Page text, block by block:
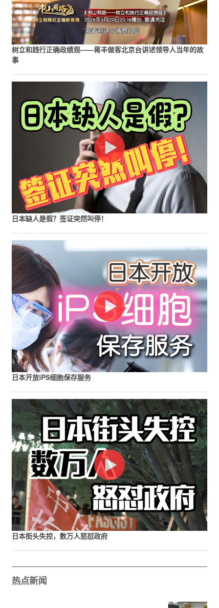
树立和践行正确政绩观——蒋丰做客北京台讲述领导人当年的故
事
日本缺人是假？签证突然叫停！
日本开放iPS细胞保存服务
日本街头失控，数万人怒怼政府
热点新闻